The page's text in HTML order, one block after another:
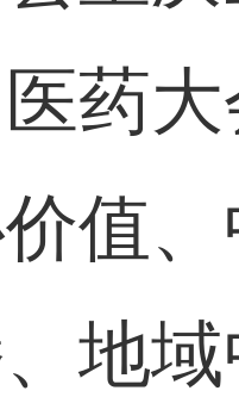
药
值
地